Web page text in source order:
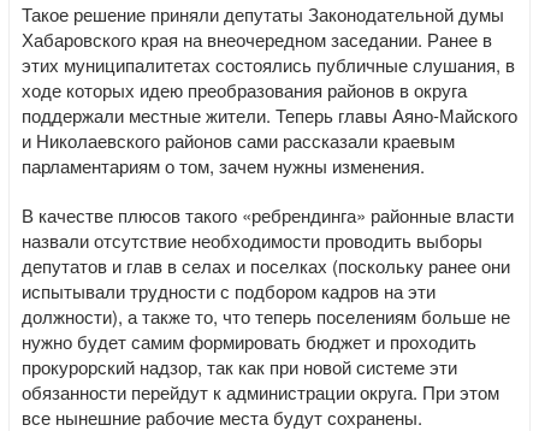
Такое решение приняли депутаты Законодательной думы
Хабаровского края на внеочередном заседании. Ранее в
этих муниципалитетах состоялись публичные слушания, в
ходе которых идею преобразования районов в округа
поддержали местные жители. Теперь главы Аяно-Майского
и Николаевского районов сами рассказали краевым
парламентариям о том, зачем нужны изменения.
В качестве плюсов такого «ребрендинга» районные власти
назвали отсутствие необходимости проводить выборы
депутатов и глав в селах и поселках (поскольку ранее они
испытывали трудности с подбором кадров на эти
должности), а также то, что теперь поселениям больше не
нужно будет самим формировать бюджет и проходить
прокурорский надзор, так как при новой системе эти
обязанности перейдут к администрации округа. При этом
все нынешние рабочие места будут сохранены.